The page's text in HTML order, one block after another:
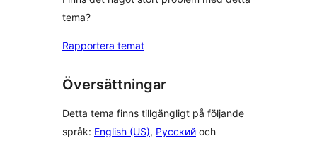
tema?
Rapportera temat
Översättningar
Detta tema finns tillgängligt på följande
språk: English (US), Русский och